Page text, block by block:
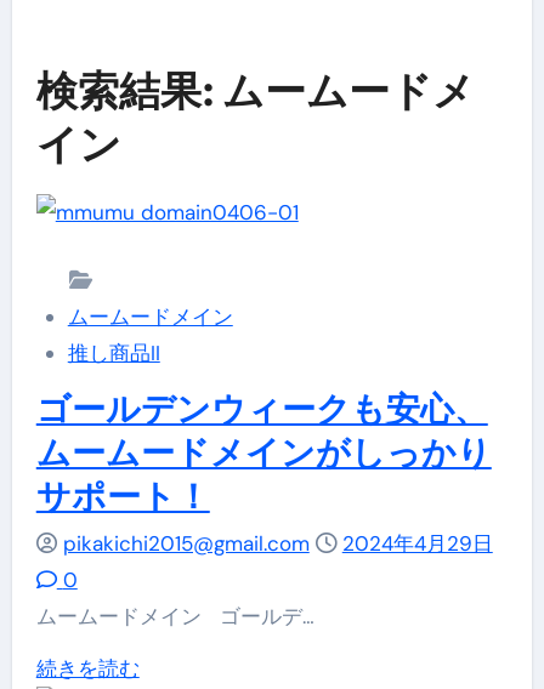
検索結果: ムームードメ
イン
ムームードメイン
推し商品II
ゴールデンウィークも安心、
ムームードメインがしっかり
サポート！
pikakichi2015@gmail.com
2024年4月29日
0
ムームードメイン ゴールデ…
続きを読むゴ